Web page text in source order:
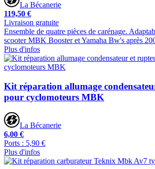
La Bécanerie
119,50 €
Livraison gratuite
Ensemble de quatre pièces de carénage.
scooter MBK Booster et Yamaha Bw's après
Plus d'infos
Kit réparation allumage
pour cyclomoteurs MBK
La Bécanerie
6,00 €
Ports : 5,90 €
Plus d'infos